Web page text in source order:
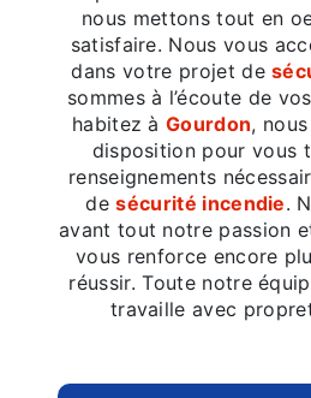
nous mettons tout en
satisfaire. Nous vous
dans votre projet de
sommes à l’écoute de
habitez àGourdon,
disposition pour vous
renseignements
desécurité incendie.
avant tout notre passion
vous renforce encore
réussir. Toute notre
travaille avec